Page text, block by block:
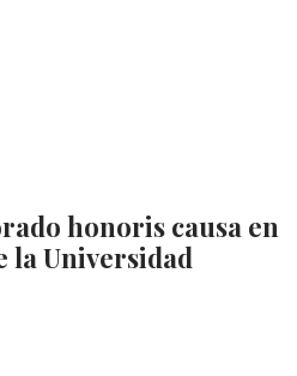
honoris causa en
la Universidad